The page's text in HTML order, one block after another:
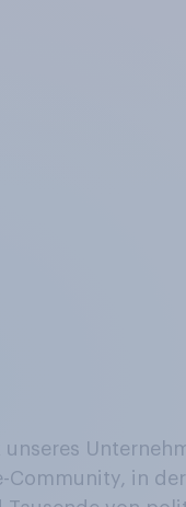
unseres
Community, in